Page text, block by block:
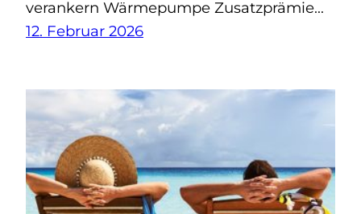
verankern Wärmepumpe Zusatzprämie…
12. Februar 2026